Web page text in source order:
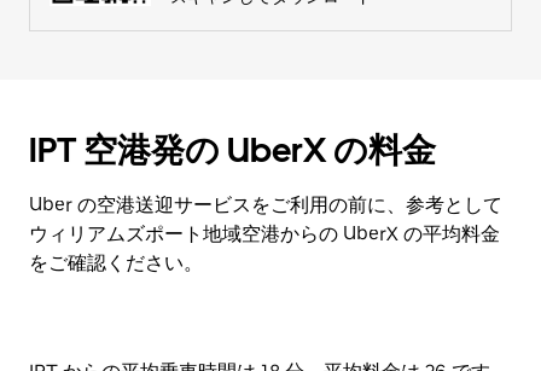
IPT 空港発の UberX の料金
Uber の空港送迎サービスをご利用の前に、参考として
ウィリアムズポート地域空港からの UberX の平均料金
をご確認ください。